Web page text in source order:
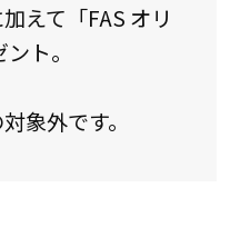
えて「FAS オリ
ト。
象外です。